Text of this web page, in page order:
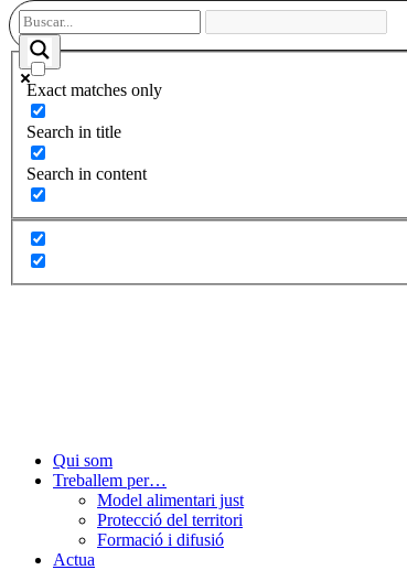
Exact matches only
Search in title
Search in content
Qui som
Treballem per…
Model alimentari just
Protecció del territori
Formació i difusió
Actua